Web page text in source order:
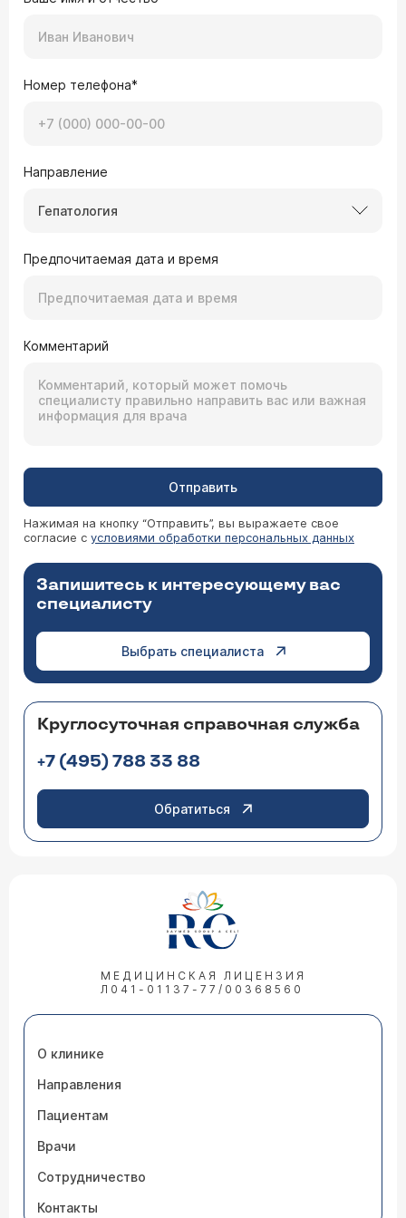
Номер телефона*
Направление
Гепатология
Предпочитаемая дата и время
Комментарий
Отправить
Нажимая на кнопку “Отправить”, вы выражаете свое
согласие с условиями обработки персональных данных
Запишитесь к интересующему вас
специалисту
Выбрать специалиста
Круглосуточная справочная служба
+7 (495) 788 33 88
Обратиться
МЕДИЦИНСКАЯ ЛИЦЕНЗИЯ
Л041-01137-77/00368560
О клинике
Направления
Пациентам
Врачи
Сотрудничество
Контакты